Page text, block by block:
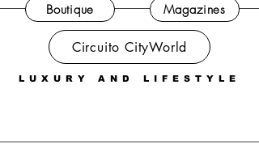
LUXURY AND LIFESTYLE
Magazines
Boutique
Circuito CityWorld